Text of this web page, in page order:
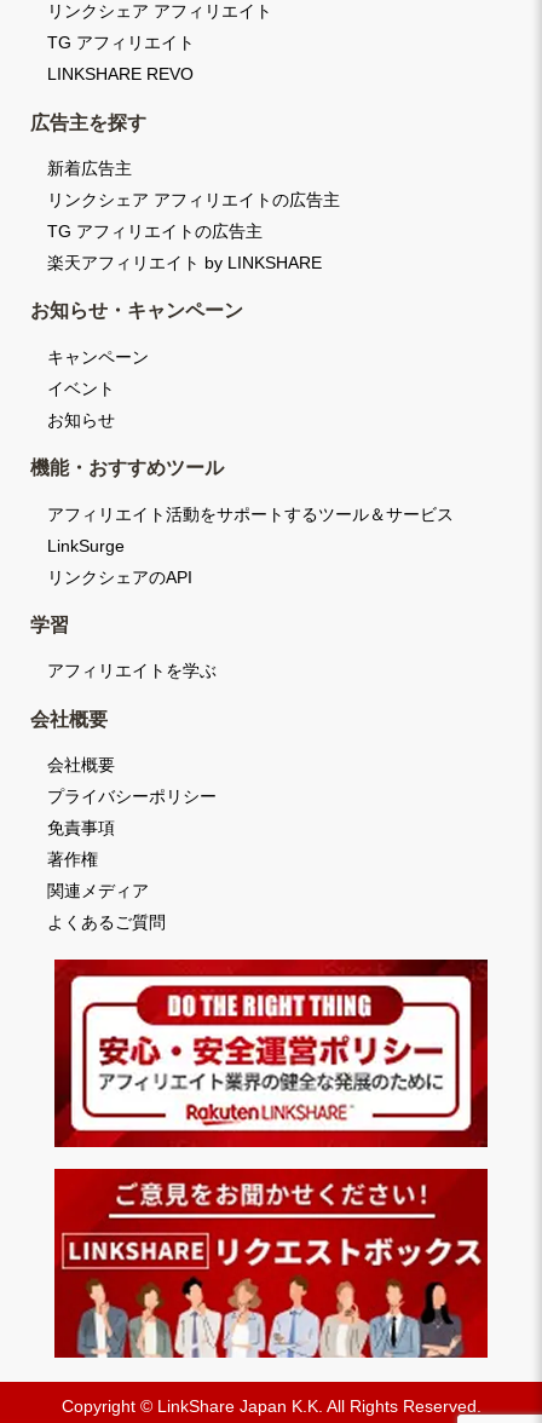
リンクシェア アフィリエイト
TG アフィリエイト
LINKSHARE REVO
広告主を探す
新着広告主
リンクシェア アフィリエイトの広告主
TG アフィリエイトの広告主
楽天アフィリエイト by LINKSHARE
お知らせ・キャンペーン
キャンペーン
イベント
お知らせ
機能・おすすめツール
アフィリエイト活動をサポートするツール＆サービス
LinkSurge
リンクシェアのAPI
学習
アフィリエイトを学ぶ
会社概要
会社概要
プライバシーポリシー
免責事項
著作権
関連メディア
よくあるご質問
Copyright © LinkShare Japan K.K. All Rights Reserved.